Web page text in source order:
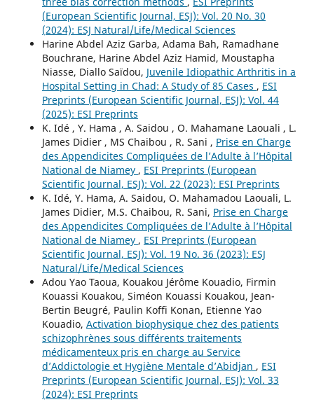
(European Scientific Journal, ESJ): Vol. 20 No. 30
(2024): ESJ Natural/Life/Medical Sciences
Harine Abdel Aziz Garba, Adama Bah, Ramadhane
Bouchrane, Harine Abdel Aziz Hamid, Moustapha
Niasse, Diallo Saïdou, Juvenile Idiopathic Arthritis in a
Hospital Setting in Chad: A Study of 85 Cases , ESI
Preprints (European Scientific Journal, ESJ): Vol. 44
(2025): ESI Preprints
K. Idé , Y. Hama , A. Saidou , O. Mahamane Laouali , L.
James Didier , MS Chaibou , R. Sani , Prise en Charge
des Appendicites Compliquées de l’Adulte à l’Hôpital
National de Niamey , ESI Preprints (European
Scientific Journal, ESJ): Vol. 22 (2023): ESI Preprints
K. Idé, Y. Hama, A. Saidou, O. Mahamadou Laouali, L.
James Didier, M.S. Chaibou, R. Sani, Prise en Charge
des Appendicites Compliquées de l’Adulte à l’Hôpital
National de Niamey , ESI Preprints (European
Scientific Journal, ESJ): Vol. 19 No. 36 (2023): ESJ
Natural/Life/Medical Sciences
Adou Yao Taoua, Kouakou Jérôme Kouadio, Firmin
Kouassi Kouakou, Siméon Kouassi Kouakou, Jean-
Bertin Beugré, Paulin Koffi Konan, Etienne Yao
Kouadio, Activation biophysique chez des patients
schizophrènes sous différents traitements
médicamenteux pris en charge au Service
d’Addictologie et Hygiène Mentale d’Abidjan , ESI
Preprints (European Scientific Journal, ESJ): Vol. 33
(2024): ESI Preprints